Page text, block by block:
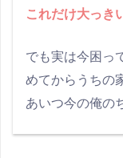
これだけ大っき
でも実は今困っ
めてからうちの
あいつ今の俺の